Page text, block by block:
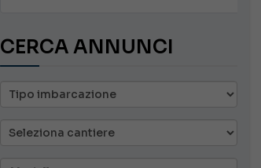
CERCA ANNUNCI